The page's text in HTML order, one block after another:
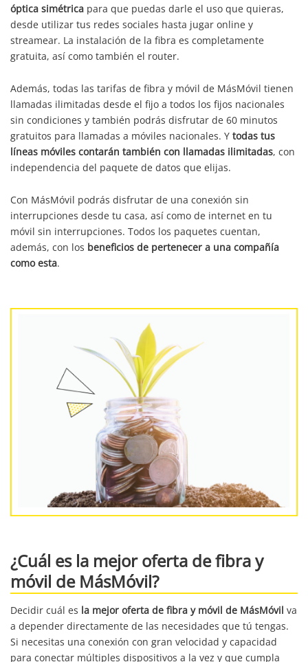
óptica simétrica para que puedas darle el uso que quieras,
desde utilizar tus redes sociales hasta jugar online y
streamear. La instalación de la fibra es completamente
gratuita, así como también el router.
Además, todas las tarifas de fibra y móvil de MásMóvil tienen
llamadas ilimitadas desde el fijo a todos los fijos nacionales
sin condiciones y también podrás disfrutar de 60 minutos
gratuitos para llamadas a móviles nacionales. Y todas tus
líneas móviles contarán también con llamadas ilimitadas, con
independencia del paquete de datos que elijas.
Con MásMóvil podrás disfrutar de una conexión sin
interrupciones desde tu casa, así como de internet en tu
móvil sin interrupciones. Todos los paquetes cuentan,
además, con los beneficios de pertenecer a una compañía
como esta.
¿Cuál es la mejor oferta de fibra y
móvil de MásMóvil?
Decidir cuál es la mejor oferta de fibra y móvil de MásMóvil va
a depender directamente de las necesidades que tú tengas.
Si necesitas una conexión con gran velocidad y capacidad
para conectar múltiples dispositivos a la vez y que cumpla